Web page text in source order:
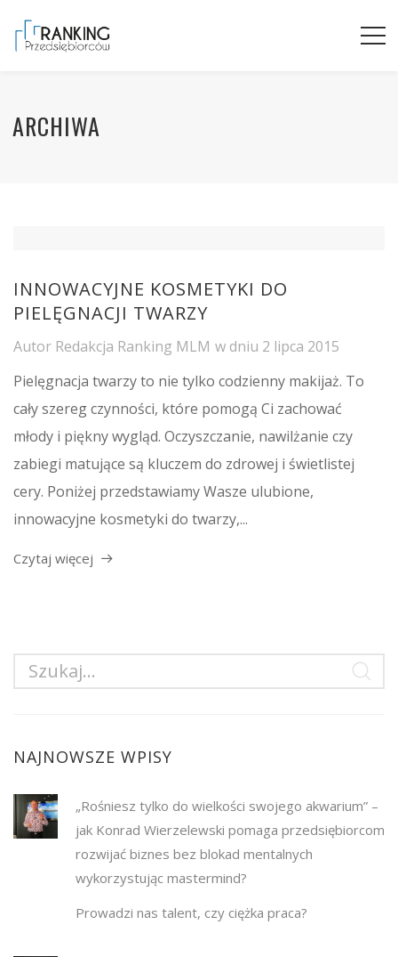
ARCHIWA
INNOWACYJNE KOSMETYKI DO
PIELĘGNACJI TWARZY
Autor Redakcja Ranking MLM w dniu 2 lipca 2015
Pielęgnacja twarzy to nie tylko codzienny makijaż. To
cały szereg czynności, które pomogą Ci zachować
młody i piękny wygląd. Oczyszczanie, nawilżanie czy
zabiegi matujące są kluczem do zdrowej i świetlistej
cery. Poniżej przedstawiamy Wasze ulubione,
innowacyjne kosmetyki do twarzy,...
Czytaj więcej
NAJNOWSZE WPISY
„Rośniesz tylko do wielkości swojego akwarium” –
jak Konrad Wierzelewski pomaga przedsiębiorcom
rozwijać biznes bez blokad mentalnych
wykorzystując mastermind?
Prowadzi nas talent, czy ciężka praca?